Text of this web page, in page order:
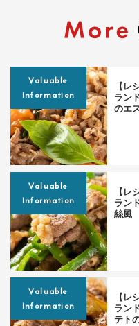
【レ
ラン
のエ
Valuable
Information
【レ
ラン
絲風
Valuable
Information
【レ
ラン
テト
Valuable
Information